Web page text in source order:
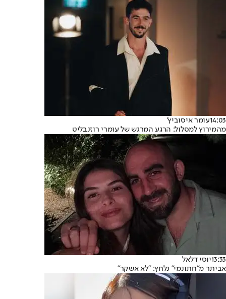
14:03עומר איסוביץ'
מהמירוץ למסלול: הרגע המרגש של עומרי רוזנבליט
13:33יוסי דלאל
אביתר מ"חתונמי" נלחץ: "לא אשקר"